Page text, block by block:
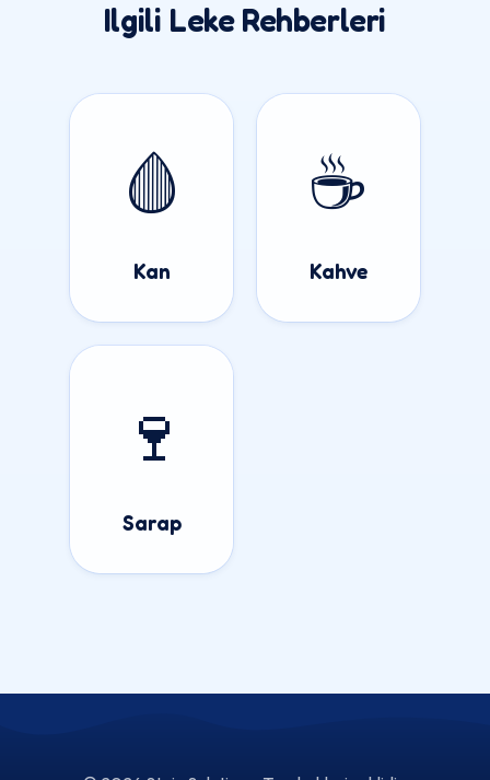
Ilgili Leke Rehberleri
🩸
Kan
☕
Kahve
🍷
Sarap